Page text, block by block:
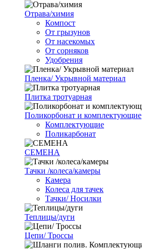
Отрава/химия
Компост
От грызунов
От насекомых
От сорняков
Удобрения
Пленка/ Укрывной материал
Плитка тротуарная
Поликорбонат и комплектующие
Комплектующие
Поликарбонат
СЕМЕНА
Тачки /колеса/камеры
Камера
Колеса для тачек
Тачки/ Носилки
Теплицы/дуги
Цепи/ Троссы